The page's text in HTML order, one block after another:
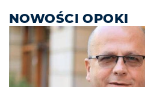
NOWOŚCI OPOKI